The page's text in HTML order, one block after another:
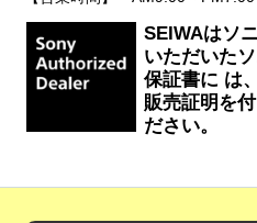
SEIWAはソ
いただいた
保証書に は
販売証明を
ださい。